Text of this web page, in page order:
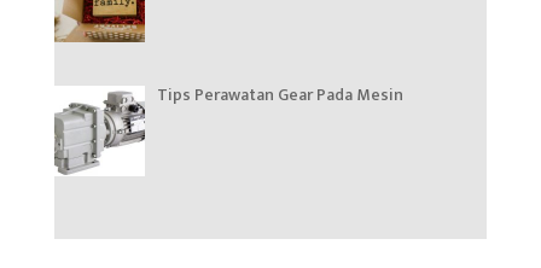
Tips Perawatan Gear Pada Mesin